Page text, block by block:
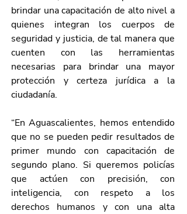
brindar una capacitación de alto nivel a
quienes integran los cuerpos de
seguridad y justicia, de tal manera que
cuenten con las herramientas
necesarias para brindar una mayor
protección y certeza jurídica a la
ciudadanía.
“En Aguascalientes, hemos entendido
que no se pueden pedir resultados de
primer mundo con capacitación de
segundo plano. Si queremos policías
que actúen con precisión, con
inteligencia, con respeto a los
derechos humanos y con una alta